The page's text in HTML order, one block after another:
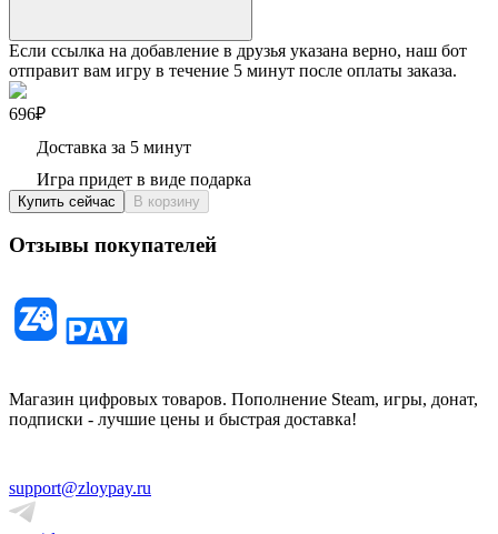
Если ссылка на добавление в друзья указана верно, наш бот
отправит вам игру в течение 5 минут после оплаты заказа.
696₽
Доставка за 5 минут
Игра придет в виде подарка
Купить сейчас В корзину
Отзывы покупателей
Магазин цифровых товаров. Пополнение Steam, игры, донат,
подписки - лучшие цены и быстрая доставка!
support@zloypay.ru